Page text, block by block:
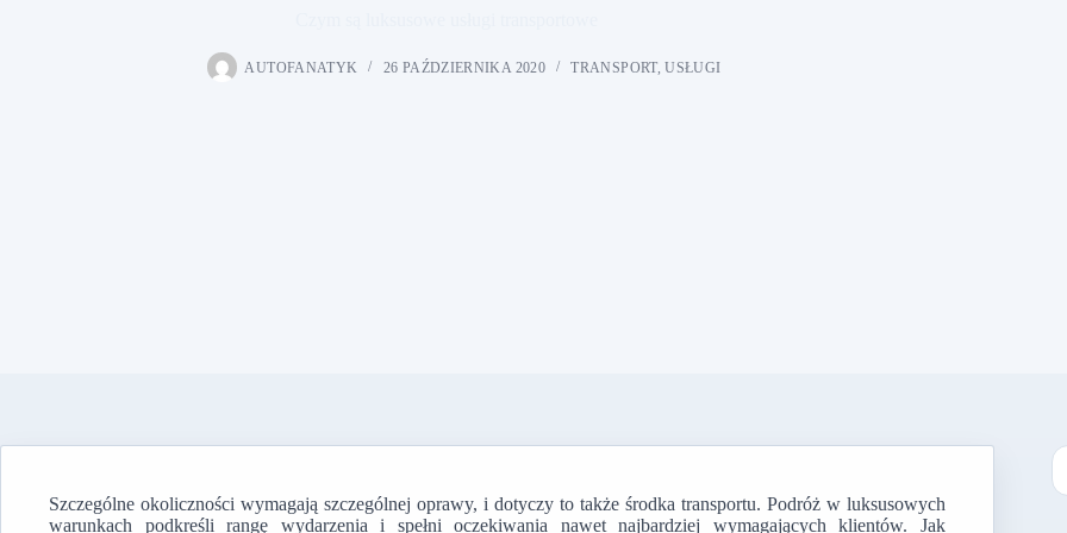
AUTOFANATYK 26 PAŹDZIERNIKA 2020 TRANSPORT,USŁUGI
Szczególne okoliczności wymagają szczególnej oprawy, i dotyczy to także środka transportu. Podróż w luksusowych
warunkach podkreśli rangę wydarzenia i spełni oczekiwania nawet najbardziej wymagających klientów. Jak